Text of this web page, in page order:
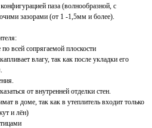
паза (волнообразной, с
зазорами (от 1 -1,5мм и более).
всей сопрягаемой плоскости
влагу, так как после укладки его
от внутренней отделки стен.
в доме, так как в утеплитель входит только
и лён)